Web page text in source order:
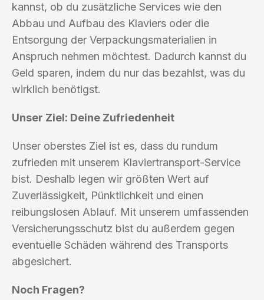
kannst, ob du zusätzliche Services wie den
Abbau und Aufbau des Klaviers oder die
Entsorgung der Verpackungsmaterialien in
Anspruch nehmen möchtest. Dadurch kannst du
Geld sparen, indem du nur das bezahlst, was du
wirklich benötigst.
Unser Ziel: Deine Zufriedenheit
Unser oberstes Ziel ist es, dass du rundum
zufrieden mit unserem Klaviertransport-Service
bist. Deshalb legen wir größten Wert auf
Zuverlässigkeit, Pünktlichkeit und einen
reibungslosen Ablauf. Mit unserem umfassenden
Versicherungsschutz bist du außerdem gegen
eventuelle Schäden während des Transports
abgesichert.
Noch Fragen?